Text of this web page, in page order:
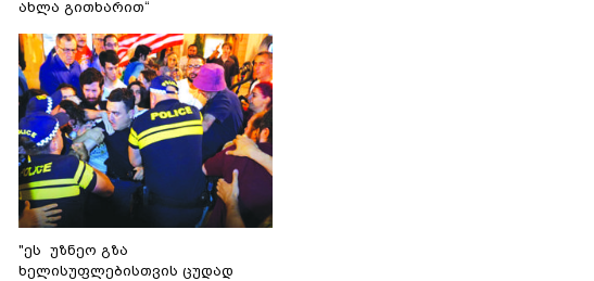
ახლა გითხარით“
"ეს უზნეო გზა
ხელისუფლებისთვის ცუდად